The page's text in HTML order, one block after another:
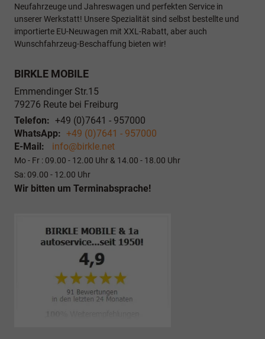
Neufahrzeuge und Jahreswagen und perfekten Service in
unserer Werkstatt! Unsere Spezialität sind selbst bestellte und
importierte EU-Neuwagen mit XXL-Rabatt, aber auch
Wunschfahrzeug-Beschaffung bieten wir!
BIRKLE MOBILE
Emmendinger Str.15
79276 Reute bei Freiburg
Telefon: +49 (0)7641 - 957000
WhatsApp: +49 (0)7641 - 957000
E-Mail:
info@birkle.net
Mo - Fr : 09.00 - 12.00 Uhr & 14.00 - 18.00 Uhr
Sa: 09.00 - 12.00 Uhr
Wir bitten um Terminabsprache!